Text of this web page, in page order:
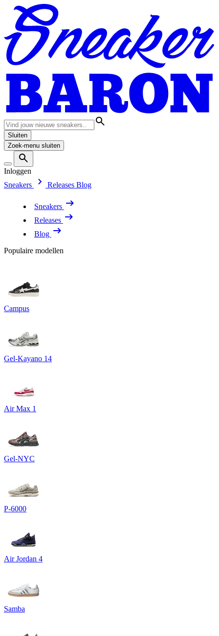
Sluiten
Zoek-menu sluiten
Inloggen
Sneakers
Releases Blog
Sneakers
Releases
Blog
Populaire modellen
Campus
Gel-Kayano 14
Air Max 1
Gel-NYC
P-6000
Air Jordan 4
Samba